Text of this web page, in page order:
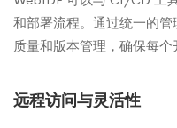
和部署流程。通过统一的
质量和版本管理，确保每个
远程访问与灵活性